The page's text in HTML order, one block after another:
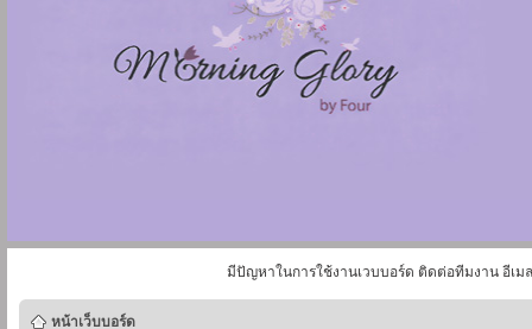
มีปัญหาในการใช้งานเวบบอร์ด ติดต่อทีมงาน อีเม
หน้าเว็บบอร์ด